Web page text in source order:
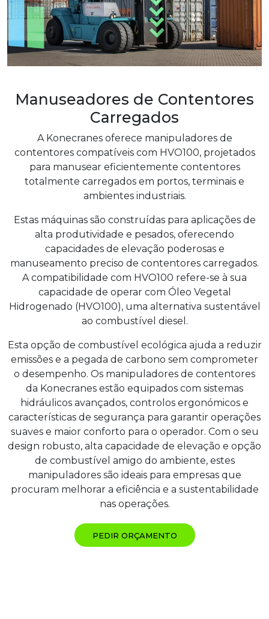
Manuseadores de Contentores
Carregados
A Konecranes oferece manipuladores de
contentores compatíveis com HVO100, projetados
para manusear eficientemente contentores
totalmente carregados em portos, terminais e
ambientes industriais.
Estas máquinas são construídas para aplicações de
alta produtividade e pesados, oferecendo
capacidades de elevação poderosas e
manuseamento preciso de contentores carregados.
A compatibilidade com HVO100 refere-se à sua
capacidade de operar com Óleo Vegetal
Hidrogenado (HVO100), uma alternativa sustentável
ao combustível diesel.
Esta opção de combustível ecológica ajuda a reduzir
emissões e a pegada de carbono sem comprometer
o desempenho. Os manipuladores de contentores
da Konecranes estão equipados com sistemas
hidráulicos avançados, controlos ergonómicos e
características de segurança para garantir operações
suaves e maior conforto para o operador. Com o seu
design robusto, alta capacidade de elevação e opção
de combustível amigo do ambiente, estes
manipuladores são ideais para empresas que
procuram melhorar a eficiência e a sustentabilidade
nas operações.
PEDIR ORÇAMENTO